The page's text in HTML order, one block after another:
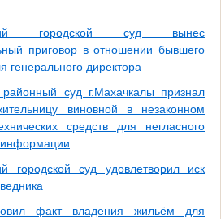
городской суд вынес
приговор в отношении бывшего
генерального директора
районный суд г.Махачкалы признал
виновной в незаконном
средств для негласного
городской суд удовлетворил иск
факт владения жильём для